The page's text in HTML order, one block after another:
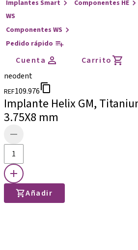
Implantes Smart
Componentes HE
WS
Componentes WS
Pedido rápido
Cuenta
Carrito
neodent
REF109.976
Implante Helix GM,
3.75X8 mm
Añadir